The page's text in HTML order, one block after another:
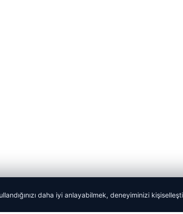
daha iyi anlayabilmek, deneyiminizi